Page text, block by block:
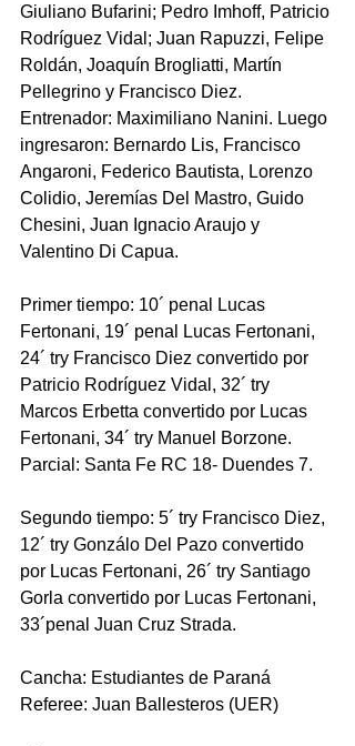
Giuliano Bufarini; Pedro Imhoff, Patricio
Rodríguez Vidal; Juan Rapuzzi, Felipe
Roldán, Joaquín Brogliatti, Martín
Pellegrino y Francisco Diez.
Entrenador: Maximiliano Nanini. Luego
ingresaron: Bernardo Lis, Francisco
Angaroni, Federico Bautista, Lorenzo
Colidio, Jeremías Del Mastro, Guido
Chesini, Juan Ignacio Araujo y
Valentino Di Capua.
Primer tiempo: 10´ penal Lucas
Fertonani, 19´ penal Lucas Fertonani,
24´ try Francisco Diez convertido por
Patricio Rodríguez Vidal, 32´ try
Marcos Erbetta convertido por Lucas
Fertonani, 34´ try Manuel Borzone.
Parcial: Santa Fe RC 18- Duendes 7.
Segundo tiempo: 5´ try Francisco Diez,
12´ try Gonzálo Del Pazo convertido
por Lucas Fertonani, 26´ try Santiago
Gorla convertido por Lucas Fertonani,
33´penal Juan Cruz Strada.
Cancha: Estudiantes de Paraná
Referee: Juan Ballesteros (UER)